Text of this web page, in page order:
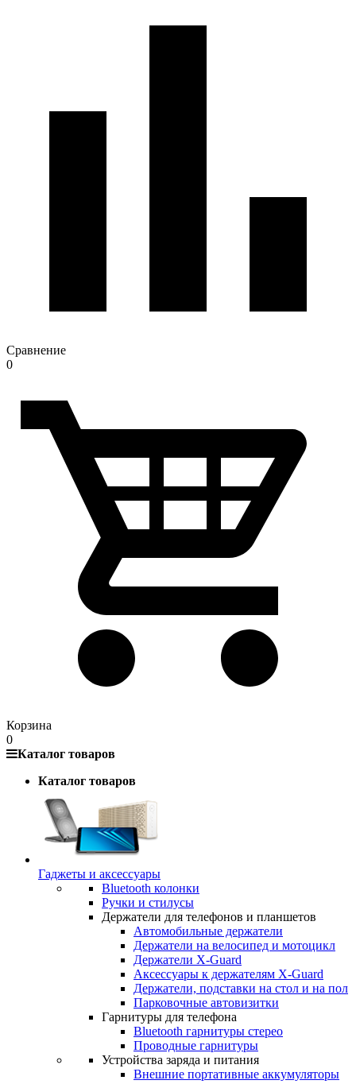
Сравнение
0
Корзина
0
Каталог товаров
Каталог товаров
Гаджеты и аксессуары
Bluetooth колонки
Ручки и стилусы
Держатели для телефонов и планшетов
Автомобильные держатели
Держатели на велосипед и мотоцикл
Держатели X-Guard
Аксессуары к держателям X-Guard
Держатели, подставки на стол и на пол
Парковочные автовизитки
Гарнитуры для телефона
Bluetooth гарнитуры стерео
Проводные гарнитуры
Устройства заряда и питания
Внешние портативные аккумуляторы